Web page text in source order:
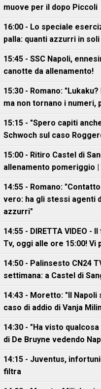
muove per il dopo Piccoli
16:00 - Lo speciale
palla: quanti azzurri in soli
15:45 - SSC Napoli,
canotte da allenamento!
15:30 - Romano:
ma non tornano i numeri,
15:15 - "Spero capiti
Schwoch sul caso
15:00 - Ritiro Castel di
allenamento pomeriggio |
14:55 - Romano:
vero: ha gli stessi agenti
azzurri"
14:55 - DIRETTA VIDEO
Tv, oggi alle ore 15:00! Vi
14:50 - Palinsesto CN24
settimana: a Castel di
14:43 - Moretto: "Il Napoli
caso di addio di Vanja
14:30 - "Ha visto
di De Bruyne vedendo
14:15 - Juventus,
filtra